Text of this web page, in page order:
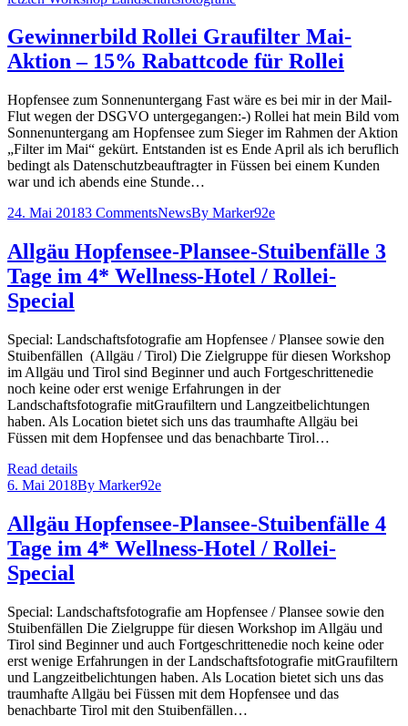
Gewinnerbild Rollei Graufilter Mai-
Aktion – 15% Rabattcode für Rollei
Hopfensee zum Sonnenuntergang Fast wäre es bei mir in der Mail-
Flut wegen der DSGVO untergegangen:-) Rollei hat mein Bild vom
Sonnenuntergang am Hopfensee zum Sieger im Rahmen der Aktion
„Filter im Mai“ gekürt. Entstanden ist es Ende April als ich beruflich
bedingt als Datenschutzbeauftragter in Füssen bei einem Kunden
war und ich abends eine Stunde…
24. Mai 20183 CommentsNewsBy Marker92e
Allgäu Hopfensee-Plansee-Stuibenfälle 3
Tage im 4* Wellness-Hotel / Rollei-
Special
Special: Landschaftsfotografie am Hopfensee / Plansee sowie den
Stuibenfällen (Allgäu / Tirol) Die Zielgruppe für diesen Workshop
im Allgäu und Tirol sind Beginner und auch Fortgeschrittenedie
noch keine oder erst wenige Erfahrungen in der
Landschaftsfotografie mitGraufiltern und Langzeitbelichtungen
haben. Als Location bietet sich uns das traumhafte Allgäu bei
Füssen mit dem Hopfensee und das benachbarte Tirol…
Read details
6. Mai 2018By Marker92e
Allgäu Hopfensee-Plansee-Stuibenfälle 4
Tage im 4* Wellness-Hotel / Rollei-
Special
Special: Landschaftsfotografie am Hopfensee / Plansee sowie den
Stuibenfällen Die Zielgruppe für diesen Workshop im Allgäu und
Tirol sind Beginner und auch Fortgeschrittenedie noch keine oder
erst wenige Erfahrungen in der Landschaftsfotografie mitGraufiltern
und Langzeitbelichtungen haben. Als Location bietet sich uns das
traumhafte Allgäu bei Füssen mit dem Hopfensee und das
benachbarte Tirol mit den Stuibenfällen…